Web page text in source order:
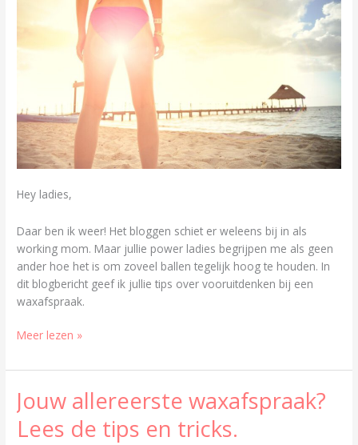
Hey ladies,
Daar ben ik weer! Het bloggen schiet er weleens bij in als
working mom. Maar jullie power ladies begrijpen me als geen
ander hoe het is om zoveel ballen tegelijk hoog te houden. In
dit blogbericht geef ik jullie tips over vooruitdenken bij een
waxafspraak.
Meer lezen »
Jouw allereerste waxafspraak?
Lees de tips en tricks.
Jouw
allereerste
waxafspraak?